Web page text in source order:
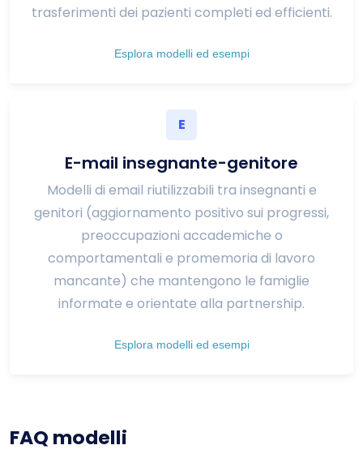
trasferimenti dei pazienti completi ed efficienti.
Esplora modelli ed esempi
E
E-mail insegnante-genitore
Modelli di email riutilizzabili tra insegnanti e
genitori (aggiornamento positivo sui progressi,
preoccupazioni accademiche o
comportamentali e promemoria di lavoro
mancante) che mantengono le famiglie
informate e orientate alla partnership.
Esplora modelli ed esempi
FAQ modelli